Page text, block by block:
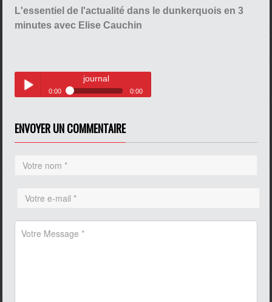
L'essentiel de l'actualité dans le dunkerquois en 3
minutes avec Elise Cauchin
journal
0:00 0:00
ENVOYER UN COMMENTAIRE